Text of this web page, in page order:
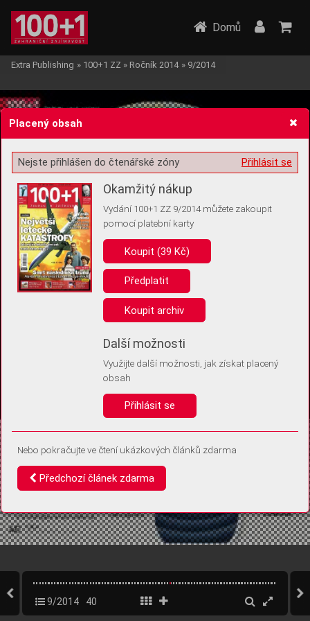
Žádost o souhlas s ukládáním volitelných informací
Pro základní fungování webu nepotřebujeme ukládat žádné informace
(tzv. cookies apod.). Rádi bychom vás ale požádali o souhlas s
uložením volitelných informací:
Anonymní unikátní ID
Díky němu příště poznáme, že se jedná o stejné zařízení, a
Identifikátor je zcela anonymní.
Vaše souhlasy a odmítnutí si ukládáme do vašeho zařízení, abychom se
vás už příště znovu neptali. Můžete je kdykoli později upravit ve Správě
Domů
Extra Publishing » 100+1 ZZ » Ročník 2014 » 9/2014
9/2014 40
Placený obsah
Přihlásit se
Nejste přihlášen do čtenářské zóny
Okamžitý nákup
Vydání 100+1 ZZ 9/2014 můžete zakoupit
pomocí platební karty
Koupit (39 Kč)
Předplatit
Koupit archiv
Další možnosti
Využijte další možnosti, jak získat placený
obsah
Přihlásit se
Nebo pokračujte ve čtení ukázkových článků zdarma
Předchozí článek zdarma